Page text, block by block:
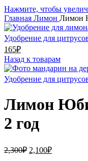
Нажмите, чтобы
Главная Лимон Лимон
Удобрение для
Первоначальная
цена
составляла
190₽.
165₽Текущая
цена:
165₽.
Назад к товарам
Удобрение для
Лимон
2 год
2,300₽ Первоначальная
2,100₽Текущая